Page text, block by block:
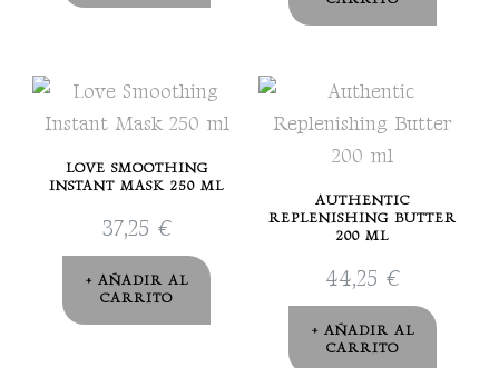
LOVE SMOOTHING
INSTANT MASK 250 ML
37,25 €
AÑADIR AL
CARRITO
AUTHENTIC
REPLENISHING BUTTER
200 ML
44,25 €
AÑADIR AL
CARRITO